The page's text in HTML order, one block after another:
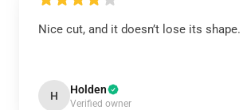
Nice cut, and it doesn’t lose its shape.
H Holden
Verified owner